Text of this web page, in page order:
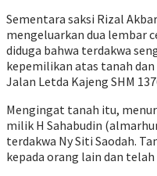
Sementara saksi Rizal
mengeluarkan dua lembar
diduga bahwa terdakwa
kepemilikan atas tanah
Jalan Letda Kajeng SHM
Mengingat tanah itu,
milik H Sahabudin
terdakwa Ny Siti Saodah.
kepada orang lain dan